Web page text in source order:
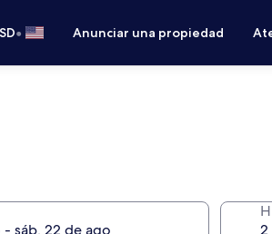
• Anunciar una propiedad